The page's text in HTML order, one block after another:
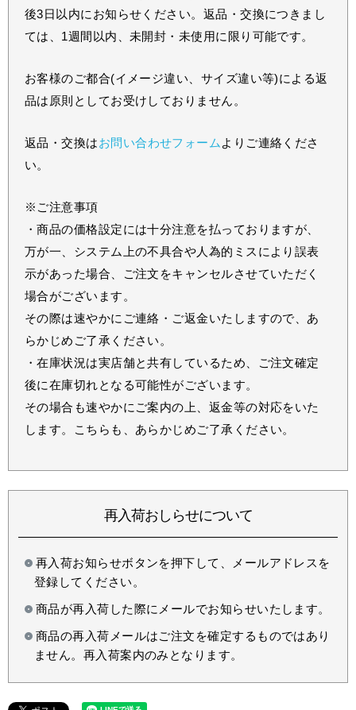
後3日以内にお知らせください。返品・交換につきまし
ては、1週間以内、未開封・未使用に限り可能です。
お客様のご都合(イメージ違い、サイズ違い等)による返
品は原則としてお受けしておりません。
返品・交換はお問い合わせフォーム よりご連絡くださ
い。
※ご注意事項
・商品の価格設定には十分注意を払っておりますが、
万が一、システム上の不具合や人為的ミスにより誤表
示があった場合、ご注文をキャンセルさせていただく
場合がございます。
その際は速やかにご連絡・ご返金いたしますので、あ
らかじめご了承ください。
・在庫状況は実店舗と共有しているため、ご注文確定
後に在庫切れとなる可能性がございます。
その場合も速やかにご案内の上、返金等の対応をいた
します。こちらも、あらかじめご了承ください。
再入荷おしらせについて
再入荷お知らせボタンを押下して、メールアドレスを
登録してください。
商品が再入荷した際にメールでお知らせいたします。
商品の再入荷メールはご注文を確定するものではあり
ません。再入荷案内のみとなります。